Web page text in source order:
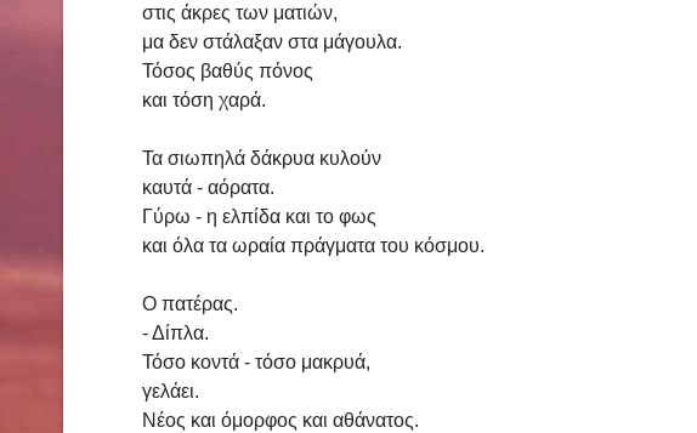
στις άκρες των ματιών,
μα δεν στάλαξαν στα μάγουλα.
Τόσος βαθύς πόνος
και τόση χαρά.
Τα σιωπηλά δάκρυα κυλούν
καυτά - αόρατα.
Γύρω - η ελπίδα και το φως
και όλα τα ωραία πράγματα του κόσμου.
Ο πατέρας.
- Δίπλα.
Τόσο κοντά - τόσο μακρυά,
γελάει.
Νέος και όμορφος και αθάνατος.